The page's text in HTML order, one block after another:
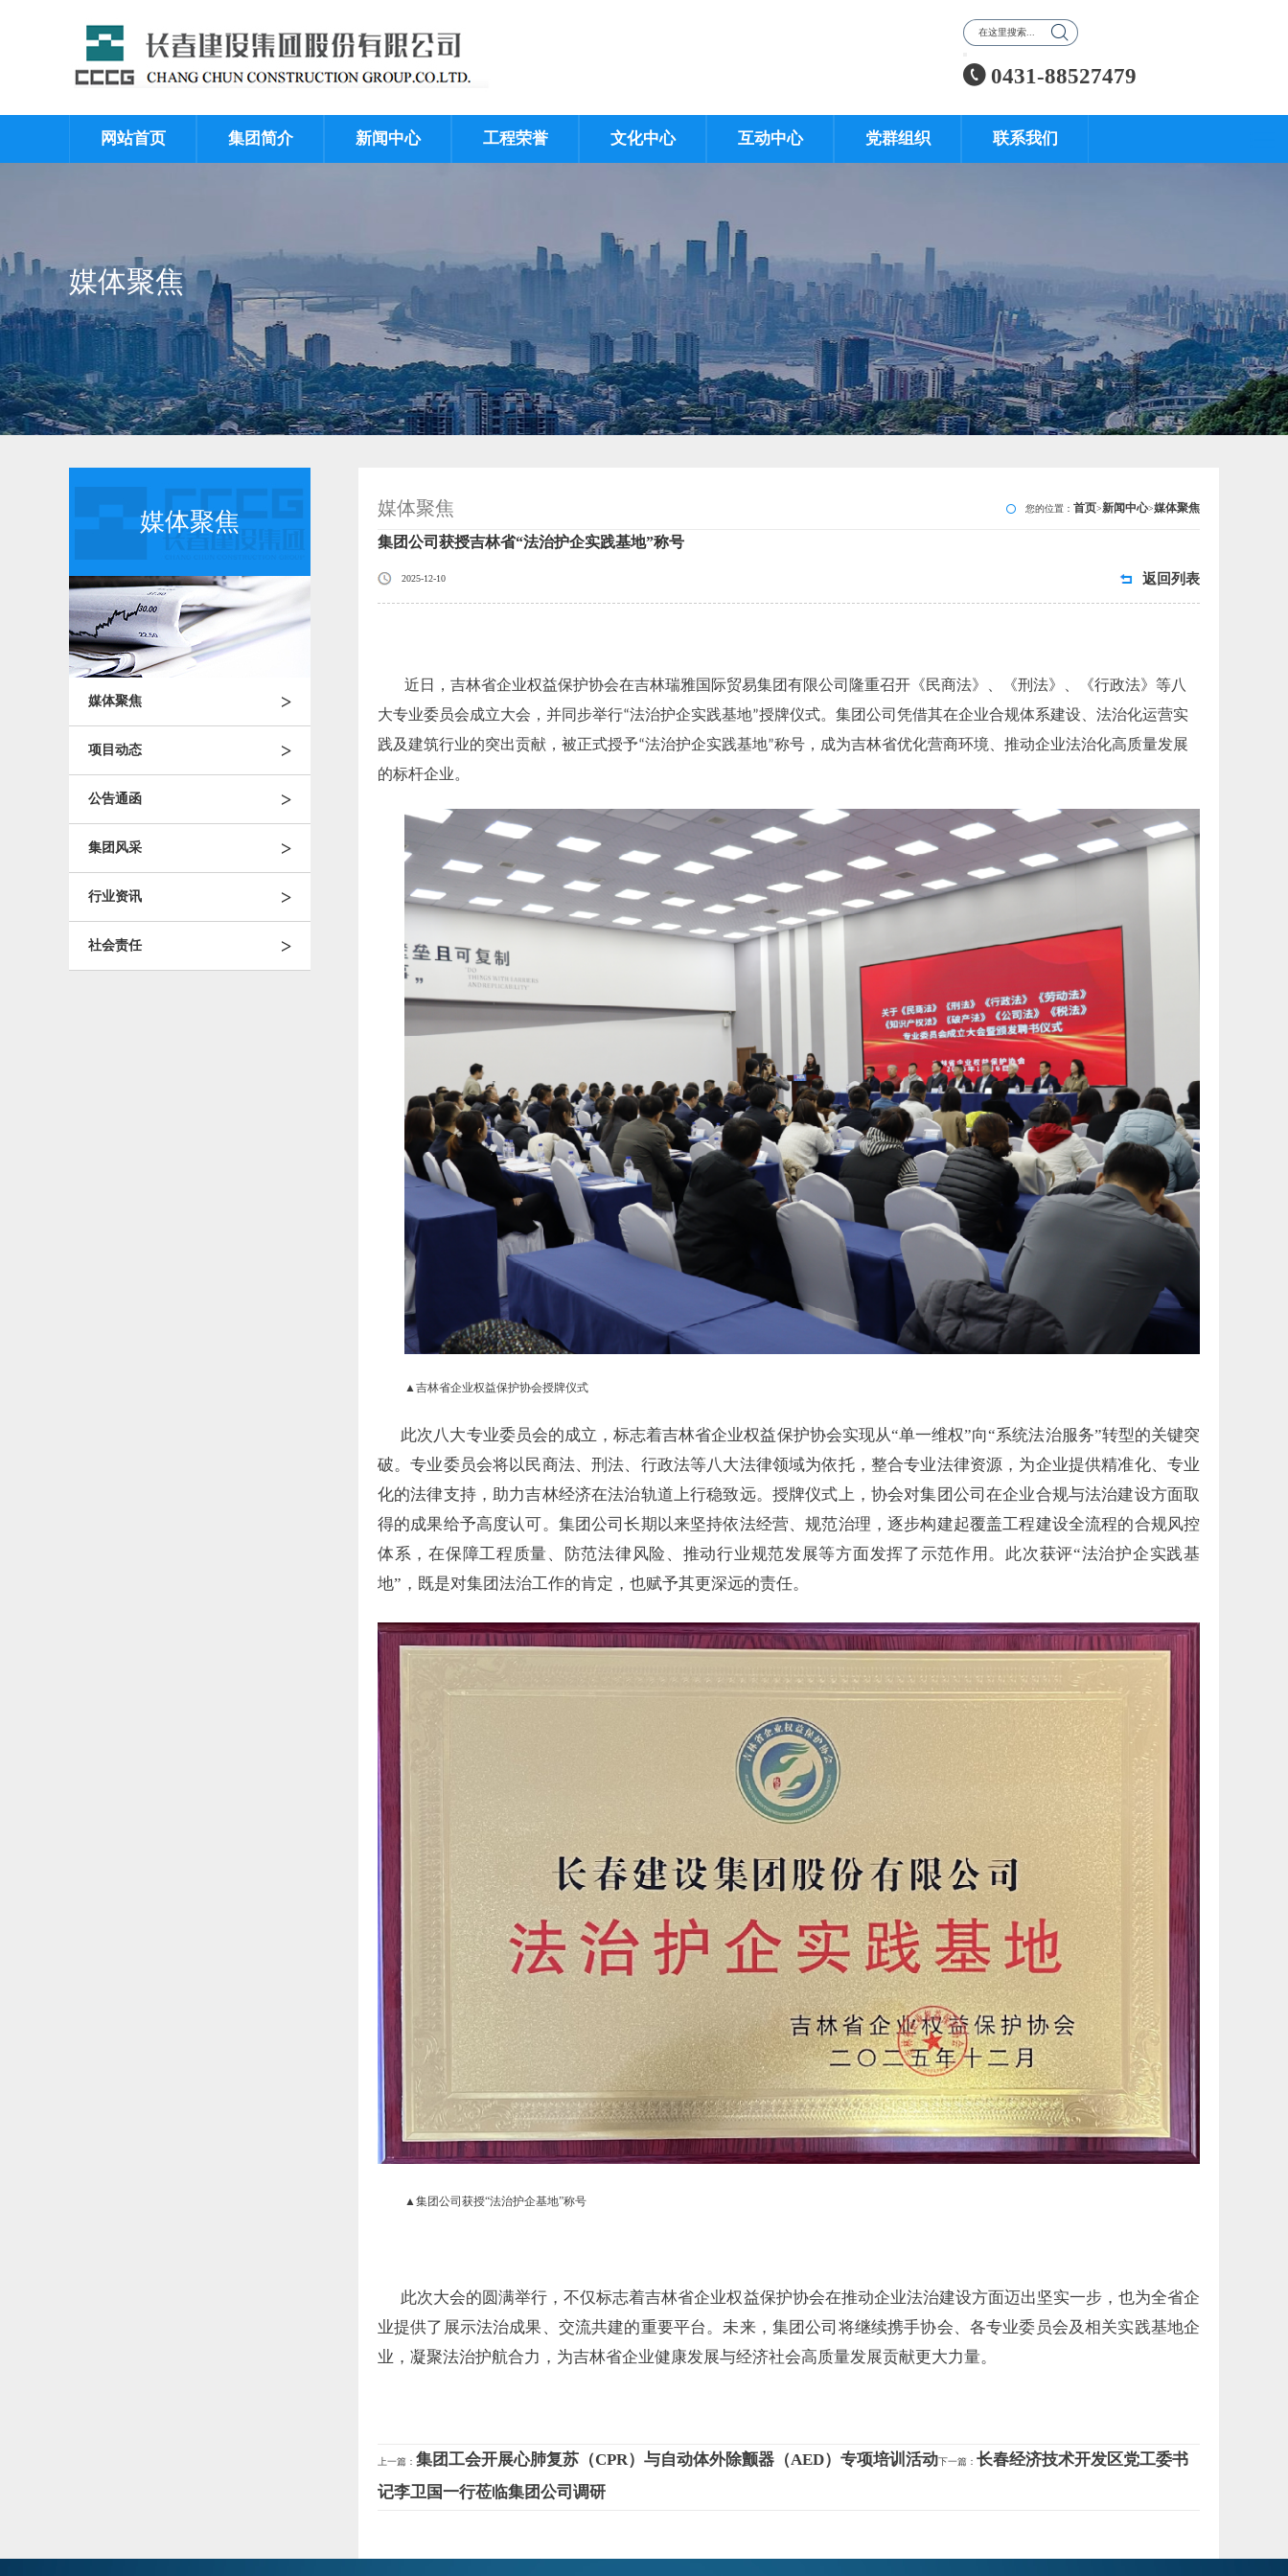

0431-88527479
网站首页 集团简介 新闻中心 工程荣誉 文化中心 互动中心 党群组织 联系我们
媒体聚焦
媒体聚焦
媒体聚焦 >
项目动态 >
公告通函 >
集团风采 >
行业资讯 >
社会责任 >
媒体聚焦 您的位置： 首页>新闻中心>媒体聚焦
集团公司获授吉林省“法治护企实践基地”称号
2025-12-10 返回列表
近日，吉林省企业权益保护协会在吉林瑞雅国际贸易集团有限公司隆重召开《民商法》、《刑法》、《行政法》等八
大专业委员会成立大会，并同步举行“法治护企实践基地”授牌仪式。集团公司凭借其在企业合规体系建设、法治化运营实
践及建筑行业的突出贡献，被正式授予“法治护企实践基地”称号，成为吉林省优化营商环境、推动企业法治化高质量发展
的标杆企业。
▲吉林省企业权益保护协会授牌仪式
此次八大专业委员会的成立，标志着吉林省企业权益保护协会实现从“单一维权”向“系统法治服务”转型的关键突
破。专业委员会将以民商法、刑法、行政法等八大法律领域为依托，整合专业法律资源，为企业提供精准化、专业
化的法律支持，助力吉林经济在法治轨道上行稳致远。授牌仪式上，协会对集团公司在企业合规与法治建设方面取
得的成果给予高度认可。集团公司长期以来坚持依法经营、规范治理，逐步构建起覆盖工程建设全流程的合规风控
体系，在保障工程质量、防范法律风险、推动行业规范发展等方面发挥了示范作用。此次获评“法治护企实践基
地”，既是对集团法治工作的肯定，也赋予其更深远的责任。
▲集团公司获授“法治护企基地”称号
此次大会的圆满举行，不仅标志着吉林省企业权益保护协会在推动企业法治建设方面迈出坚实一步，也为全省企
业提供了展示法治成果、交流共建的重要平台。未来，集团公司将继续携手协会、各专业委员会及相关实践基地企
业，凝聚法治护航合力，为吉林省企业健康发展与经济社会高质量发展贡献更大力量。
上一篇： 集团工会开展心肺复苏（CPR）与自动体外除颤器（AED）专项培训活动下一篇： 长春经济技术开发区党工委书
记李卫国一行莅临集团公司调研